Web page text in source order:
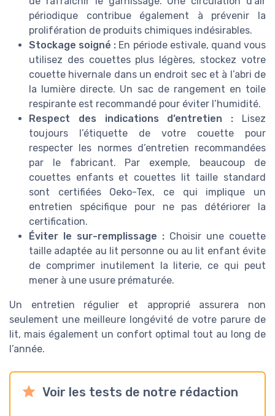
périodique contribue également à prévenir la
prolifération de produits chimiques indésirables.
Stockage soigné : En période estivale, quand vous
utilisez des couettes plus légères, stockez votre
couette hivernale dans un endroit sec et à l’abri de
la lumière directe. Un sac de rangement en toile
respirante est recommandé pour éviter l’humidité.
Respect des indications d’entretien : Lisez
toujours l’étiquette de votre couette pour
respecter les normes d’entretien recommandées
par le fabricant. Par exemple, beaucoup de
couettes enfants et couettes lit taille standard
sont certifiées Oeko-Tex, ce qui implique un
entretien spécifique pour ne pas détériorer la
certification.
Éviter le sur-remplissage : Choisir une couette
taille adaptée au lit personne ou au lit enfant évite
de comprimer inutilement la literie, ce qui peut
mener à une usure prématurée.
Un entretien régulier et approprié assurera non
seulement une meilleure longévité de votre parure de
lit, mais également un confort optimal tout au long de
l’année.
Voir les tests de notre rédaction